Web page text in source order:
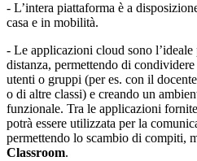
- L’intera piattaforma è a
casa e in mobilità.
- Le applicazioni cloud sono l’ideale
distanza, permettendo di
utenti o gruppi (per es. con il
o di altre classi) e creando un
funzionale. Tra le applicazioni
potrà essere utilizzata per la
permettendo lo scambio di compiti,
Classroom.